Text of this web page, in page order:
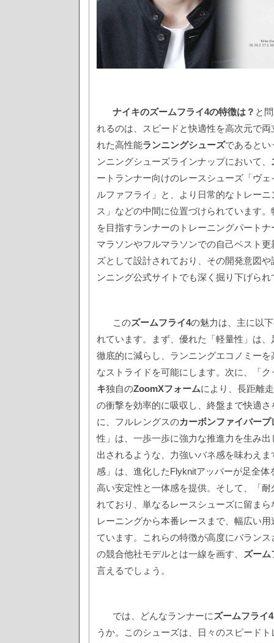
ナイキのズームフライ4の特徴は？ と
れるのは、スピードと快適性を高次元で
れた高性能ランニングシューズであるとい
ンニングシューズラインナップにおいて、
ートランナー向けのレースシューズ「ヴ
ルファフライ」と、より日常的なトレー
ス」などの中間に位置づけられています
を目指すランナーのトレーニングパート
マラソンやフルマラソンでの自己ベスト
ズとして設計されており、その開発意図
ンニング公式サイトでも深く掘り下げられ
このズームフライ4の魅力は、主に以
れています。まず、優れた「軽量性」は
徹底的に減らし、ランニングエコノミー
なストライドを可能にします。次に、「
キ独自のZoomXフォームにより、長距離
の衝撃を効率的に吸収し、終盤まで快適
に、フルレングスのカーボンファイバープ
性」は、一歩一歩に強力な推進力を生み
出されるような、力強いバネ感を味わえ
感」は、進化したFlyknitアッパーが足全体
高い安定性と一体感を提供。そして、「
れており、単なるレースシューズに留ま
レーニングから本番レースまで、幅広い
ています。これらの特徴が高度にバラン
の競合他社モデルとは一線を画す、
ズーム
言えるでしょう。
では、どんなランナーに ズームフライ4
うか。このシューズは、日々のスピード